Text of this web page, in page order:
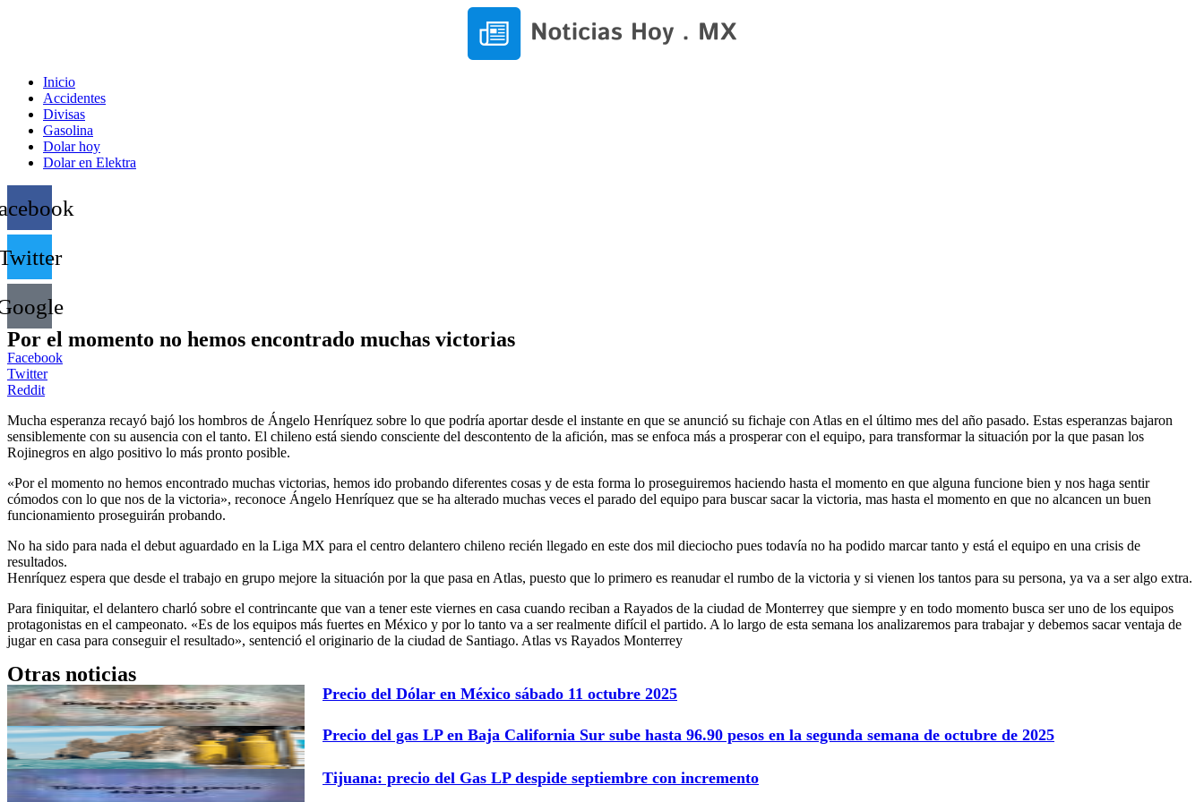
Inicio
Accidentes
Divisas
Gasolina
Dolar hoy
Dolar en Elektra
Por el momento no hemos encontrado muchas victorias
Facebook
Twitter
Reddit
Mucha esperanza recayó bajó los hombros de Ángelo Henríquez sobre lo que podría aportar desde el instante en que se anunció su fichaje con Atlas en el último mes del año pasado. Estas esperanzas bajaron
sensiblemente con su ausencia con el tanto. El chileno está siendo consciente del descontento de la afición, mas se enfoca más a prosperar con el equipo, para transformar la situación por la que pasan los
Rojinegros en algo positivo lo más pronto posible.
«Por el momento no hemos encontrado muchas victorias, hemos ido probando diferentes cosas y de esta forma lo proseguiremos haciendo hasta el momento en que alguna funcione bien y nos haga sentir
cómodos con lo que nos de la victoria», reconoce Ángelo Henríquez que se ha alterado muchas veces el parado del equipo para buscar sacar la victoria, mas hasta el momento en que no alcancen un buen
funcionamiento proseguirán probando.
No ha sido para nada el debut aguardado en la Liga MX para el centro delantero chileno recién llegado en este dos mil dieciocho pues todavía no ha podido marcar tanto y está el equipo en una crisis de
resultados.
Henríquez espera que desde el trabajo en grupo mejore la situación por la que pasa en Atlas, puesto que lo primero es reanudar el rumbo de la victoria y si vienen los tantos para su persona, ya va a ser algo extra.
Para finiquitar, el delantero charló sobre el contrincante que van a tener este viernes en casa cuando reciban a Rayados de la ciudad de Monterrey que siempre y en todo momento busca ser uno de los equipos
protagonistas en el campeonato. «Es de los equipos más fuertes en México y por lo tanto va a ser realmente difícil el partido. A lo largo de esta semana los analizaremos para trabajar y debemos sacar ventaja de
jugar en casa para conseguir el resultado», sentenció el originario de la ciudad de Santiago. Atlas vs Rayados Monterrey
Otras noticias
Precio del Dólar en México sábado 11 octubre 2025
Precio del gas LP en Baja California Sur sube hasta 96.90 pesos en la segunda semana de octubre de 2025
Tijuana: precio del Gas LP despide septiembre con incremento